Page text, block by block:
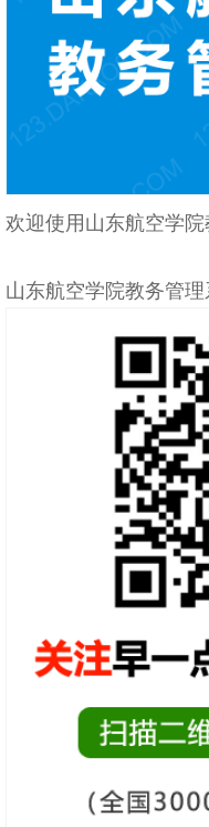
欢迎使用山东航空学院
山东航空学院教务管